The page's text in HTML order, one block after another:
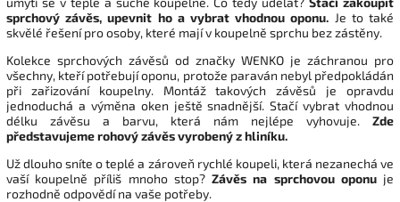
sprchový závěs, upevnit ho a vybrat vhodnou oponu. Je to také
skvělé řešení pro osoby, které mají v koupelně sprchu bez zástěny.
Kolekce sprchových závěsů od značky WENKO je záchranou pro
všechny, kteří potřebují oponu, protože paraván nebyl předpokládán
při zařizování koupelny. Montáž takových závěsů je opravdu
jednoduchá a výměna oken ještě snadnější. Stačí vybrat vhodnou
délku závěsu a barvu, která nám nejlépe vyhovuje. Zde
představujeme rohový závěs vyrobený z hliníku.
Už dlouho sníte o teplé a zároveň rychlé koupeli, která nezanechá ve
vaší koupelně příliš mnoho stop?Závěs na sprchovou oponuje
rozhodně odpovědí na vaše potřeby.